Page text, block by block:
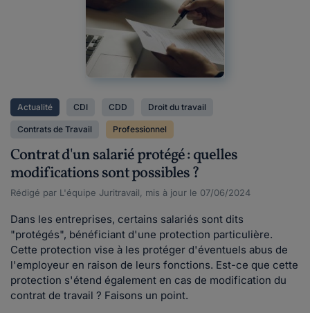
Actualité CDI CDD Droit du travail
Contrats de Travail Professionnel
Contrat d'un salarié protégé : quelles
modifications sont possibles ?
Rédigé par L'équipe Juritravail, mis à jour le 07/06/2024
Dans les entreprises, certains salariés sont dits
"protégés", bénéficiant d'une protection particulière.
Cette protection vise à les protéger d'éventuels abus de
l'employeur en raison de leurs fonctions. Est-ce que cette
protection s'étend également en cas de modification du
contrat de travail ? Faisons un point.